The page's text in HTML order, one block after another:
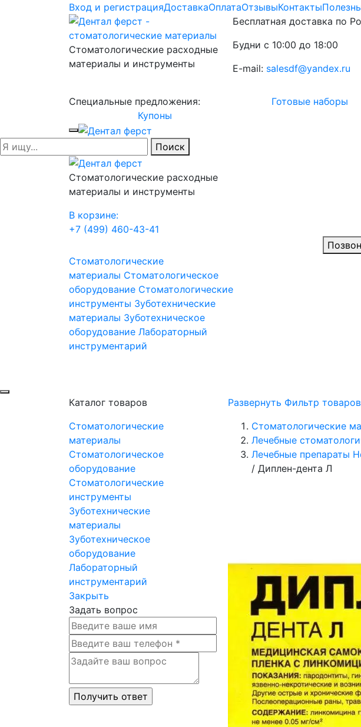
Вход и регистрацияДоставкаОплатаОтзывыКонтакты
Стоматологические расходные
материалы и инструменты
Бесплатная доставка по
Будни с 10:00 до 18:00
E-mail: salesdf@yandex.ru
Специальные предложения: Готовые наборы
Купоны
Поиск
Стоматологические расходные
материалы и инструменты
В корзине:
+7 (499) 460-43-41
Стоматологические
материалы Стоматологическое
оборудование Стоматологические
инструменты Зуботехнические
материалы Зуботехническое
оборудование Лабораторный
инструментарий
Каталог товаров
Стоматологические
материалы
Стоматологическое
оборудование
Стоматологические
инструменты
Зуботехнические
материалы
Зуботехническое
оборудование
Лабораторный
инструментарий
Закрыть
Задать вопрос
Развернуть Фильтр товаров
Стоматологические
Лечебные
Лечебные препараты
/ Диплен-дента Л